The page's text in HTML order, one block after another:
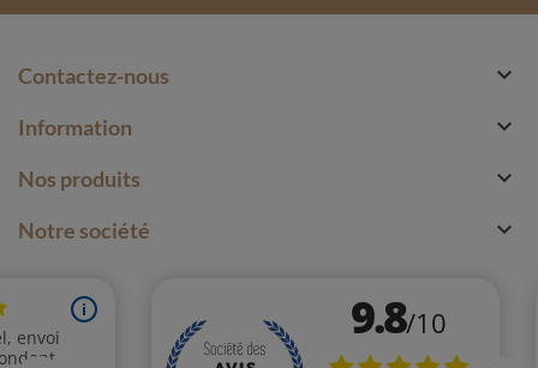
Contactez-nous 
Information 
Nos produits 
Notre société 